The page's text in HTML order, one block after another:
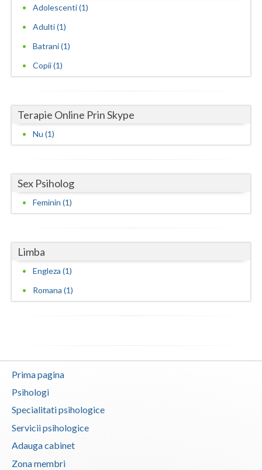
Mures
Salaj
Satu-Mare
Suceava
Teleorman
Tulcea
Valcea
Vaslui
Adolescenti (1)
Adulti (1)
Batrani (1)
Copii (1)
Terapie Online Prin Skype
Nu (1)
Sex Psiholog
Feminin (1)
Limba
Engleza (1)
Romana (1)
Prima pagina
Psihologi
Specialitati psihologice
Servicii psihologice
Adauga cabinet
Zona membri